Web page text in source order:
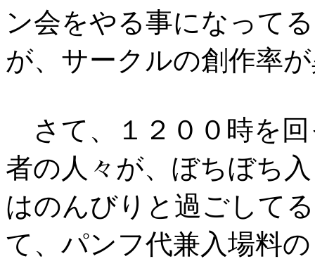
ン会をやる事になって
が、サークルの創作率
さて、１２００時を回
者の人々が、ぼちぼち
はのんびりと過ごして
て、パンフ代兼入場料